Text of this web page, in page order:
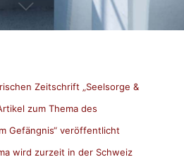
Zeitschrift „Seelsorge &
zum Thema des
Gefängnis“ veröffentlicht
wird zurzeit in der Schweiz